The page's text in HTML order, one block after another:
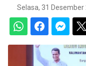
Selasa, 31 Desember